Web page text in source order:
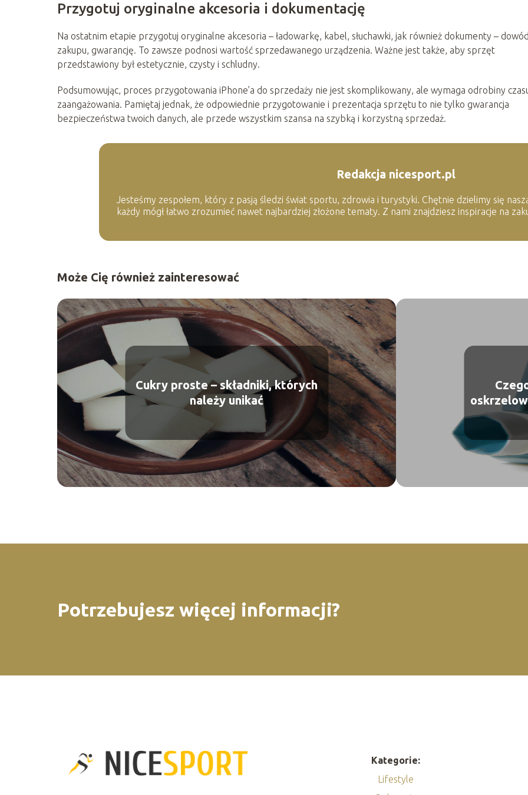
Przygotuj oryginalne akcesoria i dokumentację
Na ostatnim etapie przygotuj oryginalne akcesoria – ładowarkę, kabel, słuchawki, jak również dokumenty – dowód
zakupu, gwarancję. To zawsze podnosi wartość sprzedawanego urządzenia. Ważne jest także, aby sprzęt
przedstawiony był estetycznie, czysty i schludny.
Podsumowując, proces przygotowania iPhone’a do sprzedaży nie jest skomplikowany, ale wymaga odrobiny
zaangażowania. Pamiętaj jednak, że odpowiednie przygotowanie i prezentacja sprzętu to nie tylko gwarancja
bezpieczeństwa twoich danych, ale przede wszystkim szansa na szybką i korzystną sprzedaż.
Redakcja nicesport.pl
Jesteśmy zespołem, który z pasją śledzi świat sportu, zdrowia i turystyki. Chętnie dzielimy się
każdy mógł łatwo zrozumieć nawet najbardziej złożone tematy. Z nami znajdziesz inspiracje na
Może Cię również zainteresować
Cukry proste – składniki, których
należy unikać
Potrzebujesz więcej informacji?
Kategorie:
Lifestyle